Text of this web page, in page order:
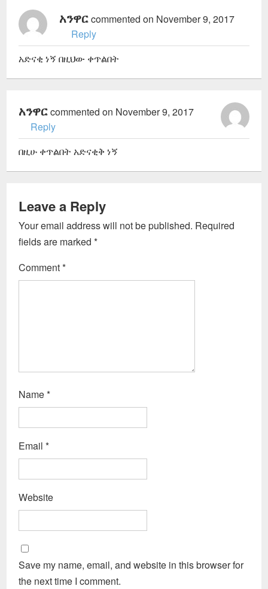
አንዋርcommented on November 9, 2017
Reply
አድናቂ ነኝ በዚህው ቀጥልበት
አንዋርcommented on November 9, 2017
Reply
በዚሁ ቀጥልበት አድናቂቅ ነኝ
Leave a Reply
Your email address will not be published. Required
fields are marked*
Comment*
Name*
Email*
Website
Save my name, email, and website in this browser for
the next time I comment.